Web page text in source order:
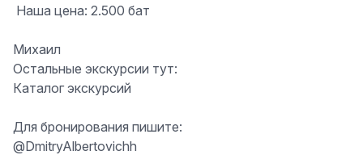
️ Наша цена: 2.500 бат
Михаил
Остальные экскурсии тут:
Каталог экскурсий
Для бронирования пишите:
@DmitryAlbertovichh